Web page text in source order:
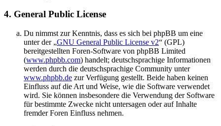
4. General Public License
Du nimmst zur Kenntnis, dass es sich bei phpBB um eine
unter der „GNU General Public License v2“ (GPL)
bereitgestellten Foren-Software von phpBB Limited
(www.phpbb.com) handelt; deutschsprachige Informationen
werden durch die deutschsprachige Community unter
www.phpbb.de zur Verfügung gestellt. Beide haben keinen
Einfluss auf die Art und Weise, wie die Software verwendet
wird. Sie können insbesondere die Verwendung der Software
für bestimmte Zwecke nicht untersagen oder auf Inhalte
fremder Foren Einfluss nehmen.